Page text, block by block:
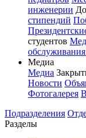
инженерии
стипендий
студентов
Медиа
Медиа
Новости
Фотогалерея
Подразделения
Разделы